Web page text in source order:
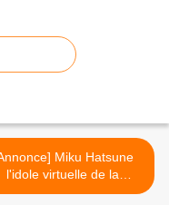
Miku Hatsune
l'idole virtuelle de la
revient à Paris le